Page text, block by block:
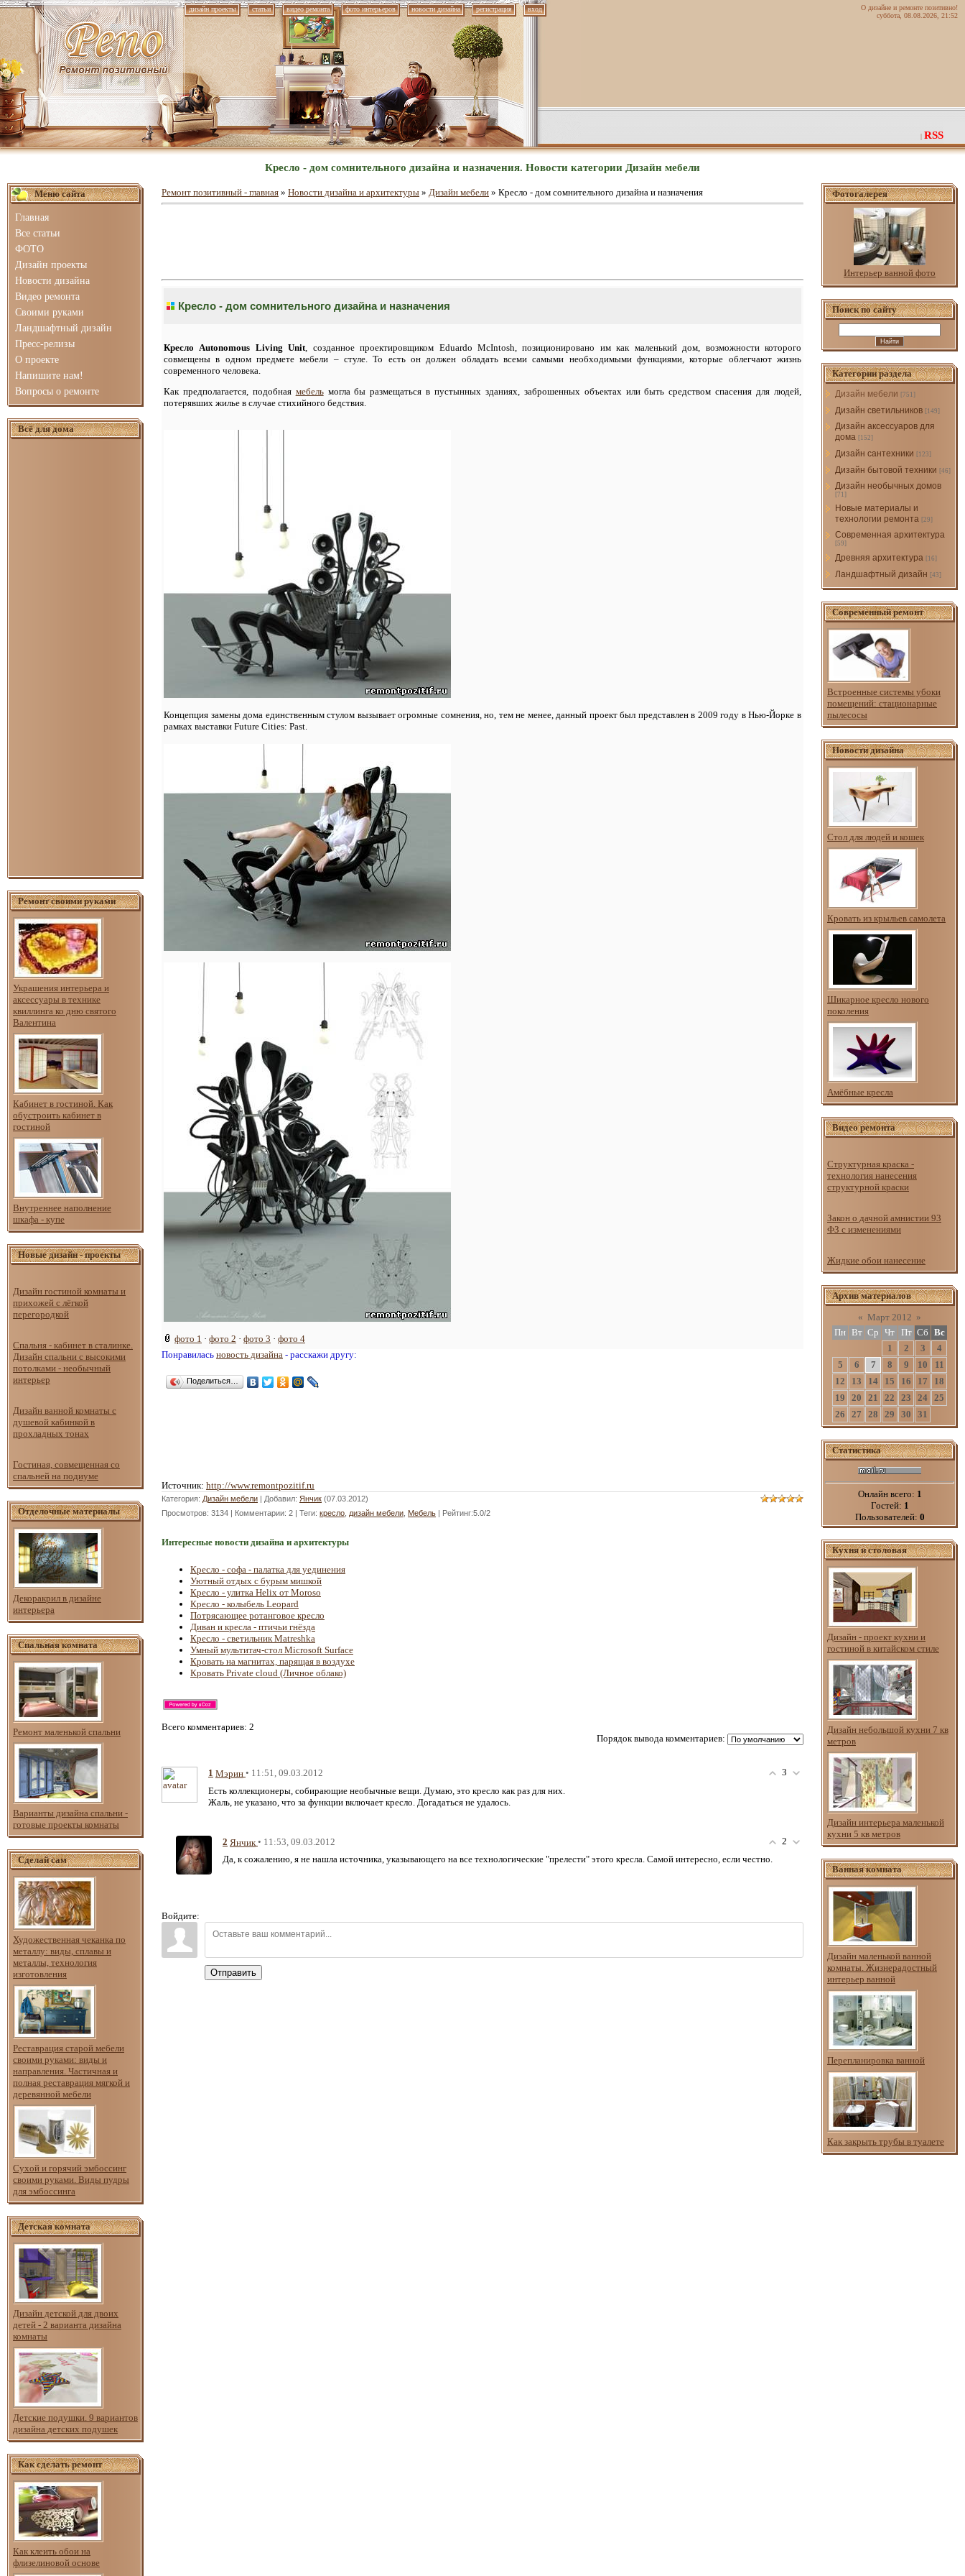
дизайн проекты статьи видео ремонта фото интерьеров новости дизайна регистрация вход
О дизайне и ремонте позитивно!
суббота, 08.08.2026, 21:52
| RSS
Кресло - дом сомнительного дизайна и назначения. Новости категории Дизайн мебели
Меню сайта
Главная
Все статьи
ФОТО
Дизайн проекты
Новости дизайна
Видео ремонта
Своими руками
Ландшафтный дизайн
Пресс-релизы
О проекте
Напишите нам!
Вопросы о ремонте
Всё для дома
Ремонт своими руками
Украшения интерьера и
аксессуары в технике
квиллинга ко дню святого
Валентина
Кабинет в гостиной. Как
обустроить кабинет в
гостиной
Внутреннее наполнение
шкафа - купе
Новые дизайн - проекты
Дизайн гостиной комнаты и
прихожей с лёгкой
перегородкой
Спальня - кабинет в сталинке.
Дизайн спальни с высокими
потолками - необычный
интерьер
Дизайн ванной комнаты с
душевой кабинкой в
прохладных тонах
Гостиная, совмещенная со
спальней на подиуме
Отделочные материалы
Декоракрил в дизайне
интерьера
Спальная комната
Ремонт маленькой спальни
Варианты дизайна спальни -
готовые проекты комнаты
Сделай сам
Художественная чеканка по
металлу: виды, сплавы и
металлы, технология
изготовления
Реставрация старой мебели
своими руками: виды и
направления. Частичная и
полная реставрация мягкой и
деревянной мебели
Сухой и горячий эмбоссинг
своими руками. Виды пудры
для эмбоссинга
Детская комната
Дизайн детской для двоих
детей - 2 варианта дизайна
комнаты
Детские подушки. 9 вариантов
дизайна детских подушек
Как сделать ремонт
Как клеить обои на
флизелиновой основе
Ремонт позитивный - главная » Новости дизайна и архитектуры » Дизайн мебели » Кресло - дом сомнительного дизайна и назначения
Кресло - дом сомнительного дизайна и назначения
Кресло Autonomous Living Unit , созданное проектировщиком Eduardo McIntosh, позиционировано им как маленький дом, возможности которого
совмещены в одном предмете мебели – стуле. То есть он должен обладать всеми самыми необходимыми функциями, которые облегчают жизнь
современного человека.
Как предполагается, подобная мебельмогла бы размещаться в пустынных зданиях, заброшенных объектах или быть средством спасения для людей,
потерявших жилье в случае стихийного бедствия.
Концепция замены дома единственным стулом вызывает огромные сомнения, но, тем не менее, данный проект был представлен в 2009 году в Нью-Йорке в
рамках выставки Future Cities: Past.
фото 1 · фото 2 · фото 3 · фото 4
Понравилась новость дизайна - расскажи другу:
Поделиться…
Источник: http://www.remontpozitif.ru
Категория: Дизайн мебели | Добавил: Янчик (07.03.2012)
Просмотров: 3134 | Комментарии: 2 | Теги: кресло дизайн мебели Мебель | Рейтинг:5.0/2
Интересные новости дизайна и архитектуры
Кресло - софа - палатка для уединения
Уютный отдых с бурым мишкой
Кресло - улитка Helix от Moroso
Кресло - колыбель Leopard
Потрясающее ротанговое кресло
Диван и кресла - птичьи гнёзда
Кресло - светильник Matreshka
Умный мультитач-стол Microsoft Surface
Кровать на магнитах, парящая в воздухе
Кровать Private cloud (Личное облако)
Всего комментариев: 2
Порядок вывода комментариев:
3
1 Мэрин • 11:51, 09.03.2012
Есть коллекционеры, собирающие необычные вещи. Думаю, это кресло как раз для них.
Жаль, не указано, что за функции включает кресло. Догадаться не удалось.
2
2 Янчик • 11:53, 09.03.2012
Да, к сожалению, я не нашла источника, указывающего на все технологические "прелести" этого кресла. Самой интересно, если честно.
Войдите:
Отправить
Фотогалерея
Интерьер ванной фото
Поиск по сайту
Категории раздела
Дизайн мебели [751]
Дизайн светильников [149]
Дизайн аксессуаров для
дома [152]
Дизайн сантехники [123]
Дизайн бытовой техники [46]
Дизайн необычных домов
[71]
Новые материалы и
технологии ремонта [29]
Современная архитектура
[59]
Древняя архитектура [16]
Ландшафтный дизайн [43]
Современный ремонт
Встроенные системы убоки
помещений: стационарные
пылесосы
Новости дизайна
Стол для людей и кошек
Кровать из крыльев самолета
Шикарное кресло нового
поколения
Амёбные кресла
Видео ремонта
Структурная краска -
технология нанесения
структурной краски
Закон о дачной амнистии 93
ФЗ с изменениями
Жидкие обои нанесение
Архив материалов
« Март 2012 »
Пн Вт Ср Чт Пт Сб Вс
1
2 3
4
5
6 7 8 9 10
11
12
13 14 15 16 17
18
19
20 21 22 23 24
25
26
27 28 29 30 31
Статистика
Онлайн всего: 1
Гостей: 1
Пользователей: 0
Кухня и столовая
Дизайн - проект кухни и
гостиной в китайском стиле
Дизайн небольшой кухни 7 кв
метров
Дизайн интерьера маленькой
кухни 5 кв метров
Ванная комната
Дизайн маленькой ванной
комнаты. Жизнерадостный
интерьер ванной
Перепланировка ванной
Как закрыть трубы в туалете